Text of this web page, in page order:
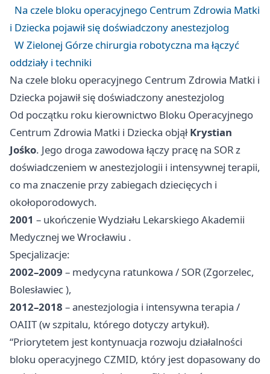
Na czele bloku operacyjnego Centrum Zdrowia Matki
i Dziecka pojawił się doświadczony anestezjolog
W Zielonej Górze chirurgia robotyczna ma łączyć
oddziały i techniki
Na czele bloku operacyjnego Centrum Zdrowia Matki i
Dziecka pojawił się doświadczony anestezjolog
Od początku roku kierownictwo Bloku Operacyjnego
Centrum Zdrowia Matki i Dziecka objąłKrystian
Jośko. Jego droga zawodowa łączy pracę na SOR z
doświadczeniem w anestezjologii i intensywnej terapii,
co ma znaczenie przy zabiegach dziecięcych i
okołoporodowych.
2001 – ukończenie Wydziału Lekarskiego Akademii
Medycznej weWrocławiu .
Specjalizacje:
2002–2009 – medycyna ratunkowa / SOR (Zgorzelec,
Bolesławiec),
2012–2018 – anestezjologia i intensywna terapia /
OAIIT (w szpitalu, którego dotyczy artykuł).
“Priorytetem jest kontynuacja rozwoju działalności
bloku operacyjnego CZMID, który jest dopasowany do